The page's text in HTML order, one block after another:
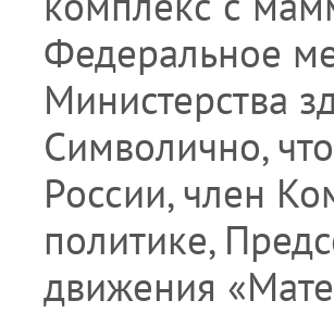
Федеральное
Министерства
Символично,
России, член
политике,
движения